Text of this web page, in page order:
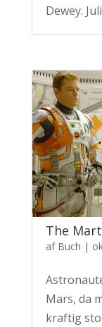
Dewey.
The
af Buch |
Mars, da
kraftig